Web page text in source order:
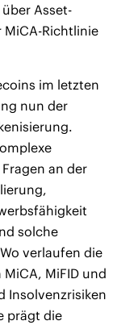
Asset-
MiCA-Richtlinie
im letzten
nun der
an der
solche
verlaufen die
MiFID und
Insolvenzrisiken
prägt die